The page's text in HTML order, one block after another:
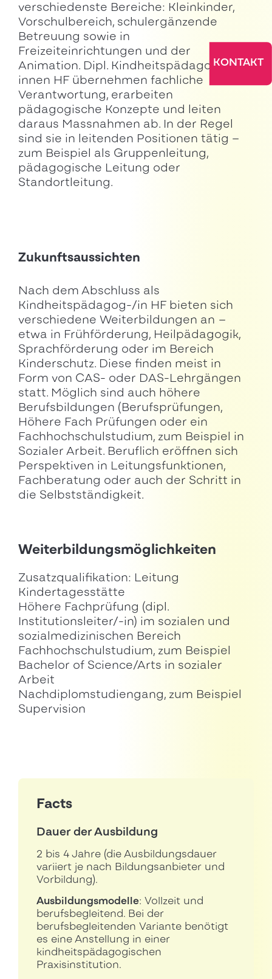
KONTAKT
verschiedenste Bereiche: Kleinkinder,
Vorschulbereich, schulergänzende
Betreuung sowie in
Freizeiteinrichtungen und der
Animation. Dipl. Kindheitspädagogen/-
innen HF übernehmen fachliche
Verantwortung, erarbeiten
pädagogische Konzepte und leiten
daraus Massnahmen ab. In der Regel
sind sie in leitenden Positionen tätig –
zum Beispiel als Gruppenleitung,
pädagogische Leitung oder
Standortleitung.
Zukunftsaussichten
Nach dem Abschluss als
Kindheitspädagog-/in HF bieten sich
verschiedene Weiterbildungen an –
etwa in Frühförderung, Heilpädagogik,
Sprachförderung oder im Bereich
Kinderschutz. Diese finden meist in
Form von CAS- oder DAS-Lehrgängen
statt. Möglich sind auch höhere
Berufsbildungen (Berufsprüfungen,
Höhere Fach Prüfungen oder ein
Fachhochschulstudium, zum Beispiel in
Sozialer Arbeit. Beruflich eröffnen sich
Perspektiven in Leitungsfunktionen,
Fachberatung oder auch der Schritt in
die Selbstständigkeit.
Weiterbildungsmöglichkeiten
Zusatzqualifikation: Leitung
Kindertagesstätte
Höhere Fachprüfung (dipl.
Institutionsleiter/-in) im sozialen und
sozialmedizinischen Bereich
Fachhochschulstudium, zum Beispiel
Bachelor of Science/Arts in sozialer
Arbeit
Nachdiplomstudiengang, zum Beispiel
Supervision
Facts
Dauer der Ausbildung
2 bis 4 Jahre (die Ausbildungsdauer
variiert je nach Bildungsanbieter und
Vorbildung).
Ausbildungsmodelle: Vollzeit und
berufsbegleitend. Bei der
berufsbegleitenden Variante benötigt
es eine Anstellung in einer
kindheitspädagogischen
Praxisinstitution.